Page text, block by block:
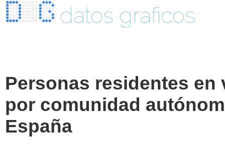
datos graficos
Personas residentes
por comunidad
España